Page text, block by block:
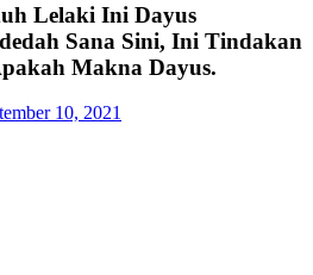
Lelaki Ini Dayus
Sana Sini, Ini Tindakan
Makna Dayus.
10, 2021